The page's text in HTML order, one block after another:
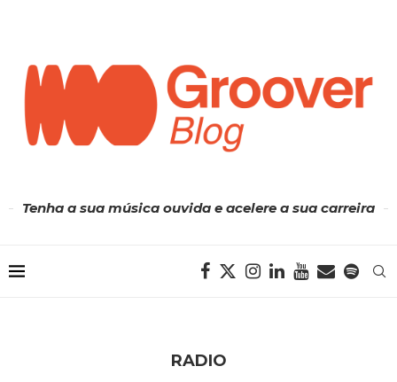
Tenha a sua música ouvida e acelere a sua carreira
RADIO